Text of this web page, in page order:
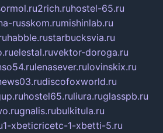
2rich.ruhostel-65.ru
russkom.rumishinlab.ru
habble.rustarbucksvia.ru
elestal.ruvektor-doroga.ru
lenasever.rulovinskix.ru
discofoxworld.ru
hostel65.ruliura.ruglasspb.ru
gnalis.rubulkitula.ru
1-xbeticricetc-1-xbetti-5.ru